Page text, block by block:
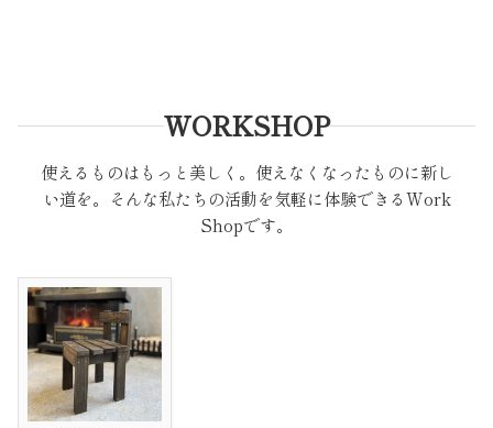
WORKSHOP
使えるものはもっと美しく。使えなくなったものに新し
い道を。そんな私たちの活動を気軽に体験できるWork
Shopです。